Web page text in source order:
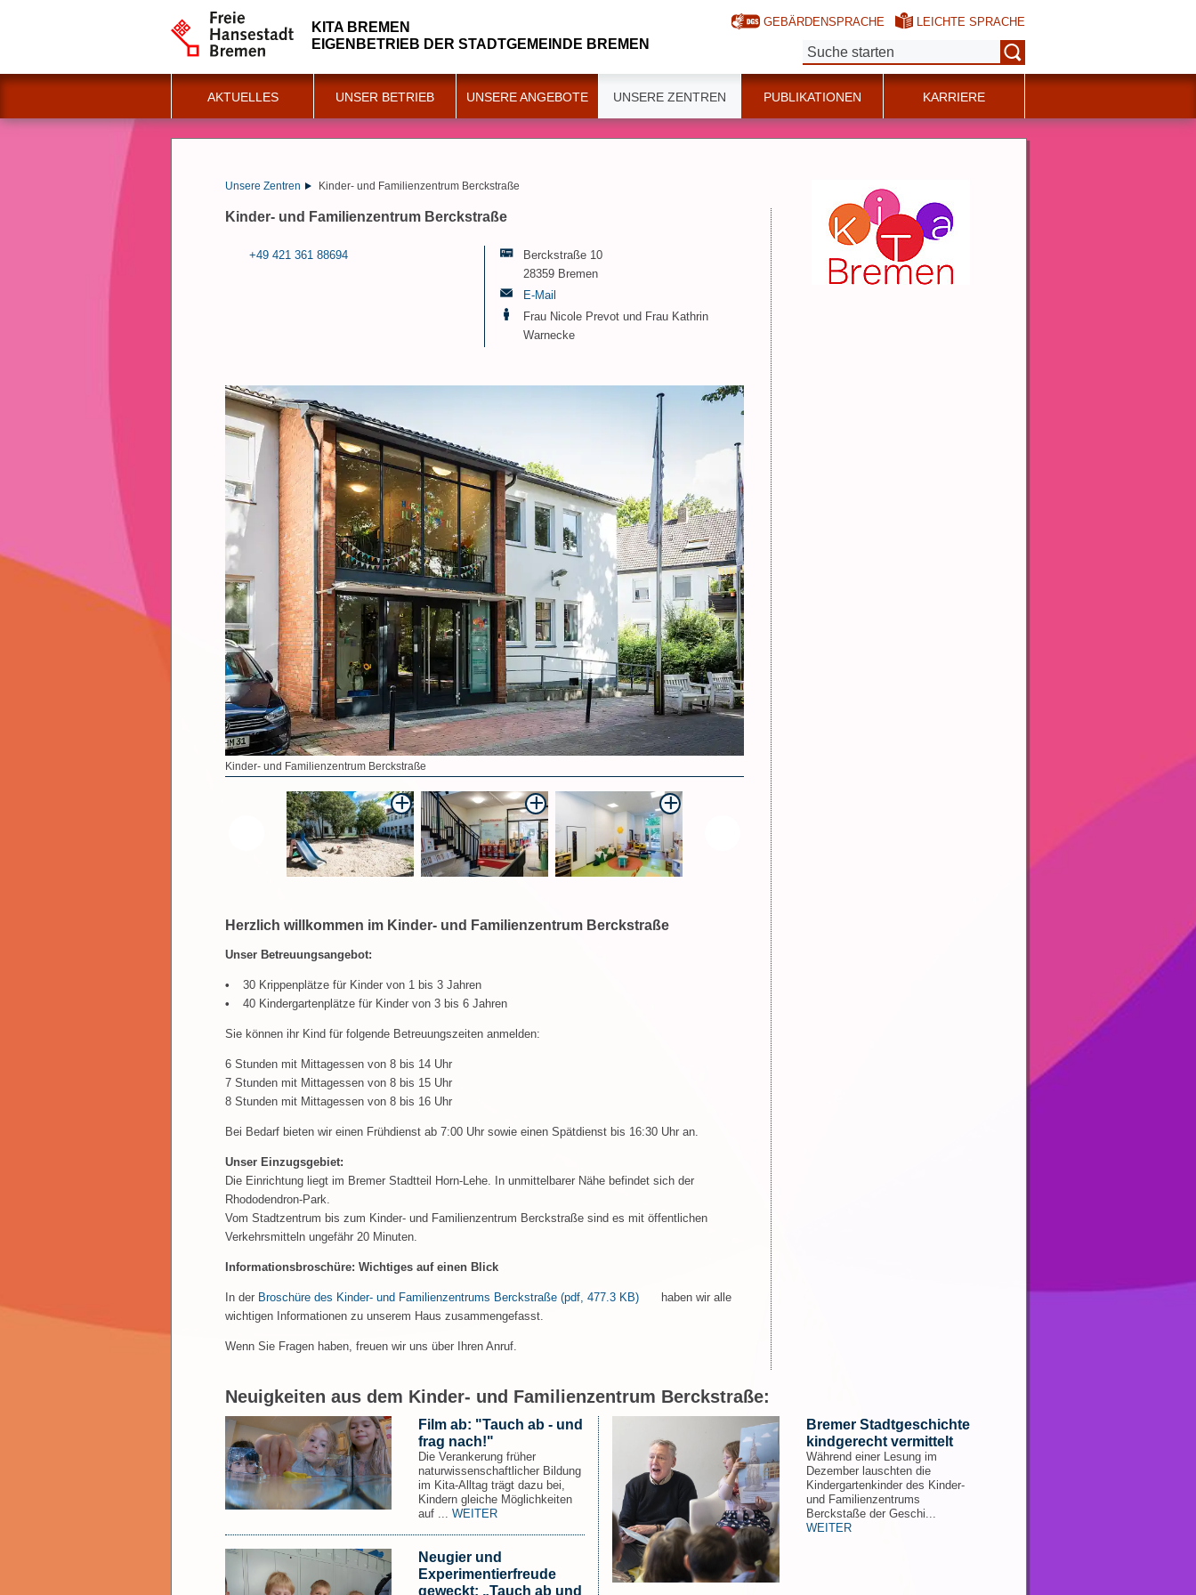
KITA BREMEN
EIGENBETRIEB DER STADTGEMEINDE BREMEN
GEBÄRDENSPRACHE
LEICHTE SPRACHE
Suche:
AKTUELLES UNSER BETRIEB UNSERE ANGEBOTE UNSERE ZENTREN PUBLIKATIONEN KARRIERE
Unsere Zentren Kinder- und Familienzentrum Berckstraße
Kinder- und Familienzentrum Berckstraße
+49 421 361 88694
Berckstraße 10
28359 Bremen
E-Mail
Frau Nicole Prevot und Frau Kathrin
Warnecke
Kinder- und Familienzentrum Berckstraße
Herzlich willkommen im Kinder- und Familienzentrum Berckstraße
Unser Betreuungsangebot:
30 Krippenplätze für Kinder von 1 bis 3 Jahren
40 Kindergartenplätze für Kinder von 3 bis 6 Jahren
Sie können ihr Kind für folgende Betreuungszeiten anmelden:
6 Stunden mit Mittagessen von 8 bis 14 Uhr
7 Stunden mit Mittagessen von 8 bis 15 Uhr
8 Stunden mit Mittagessen von 8 bis 16 Uhr
Bei Bedarf bieten wir einen Frühdienst ab 7:00 Uhr sowie einen Spätdienst bis 16:30 Uhr an.
Unser Einzugsgebiet:
Die Einrichtung liegt im Bremer Stadtteil Horn-Lehe. In unmittelbarer Nähe befindet sich der
Rhododendron-Park.
Vom Stadtzentrum bis zum Kinder- und Familienzentrum Berckstraße sind es mit öffentlichen
Verkehrsmitteln ungefähr 20 Minuten.
Informationsbroschüre: Wichtiges auf einen Blick
In der Broschüre des Kinder- und Familienzentrums Berckstraße (pdf, 477.3 KB)
haben wir alle
wichtigen Informationen zu unserem Haus zusammengefasst.
Wenn Sie Fragen haben, freuen wir uns über Ihren Anruf.
Neuigkeiten aus dem Kinder- und Familienzentrum Berckstraße:
Film ab: "Tauch ab - und
frag nach!"
Die Verankerung früher
naturwissenschaftlicher Bildung
im Kita-Alltag trägt dazu bei,
Kindern gleiche Möglichkeiten
auf ... WEITER
Neugier und
Experimentierfreude
geweckt: „Tauch ab und
Bremer Stadtgeschichte
kindgerecht vermittelt
Während einer Lesung im
Dezember lauschten die
Kindergartenkinder des Kinder-
und Familienzentrums
Berckstaße der Geschi...
WEITER